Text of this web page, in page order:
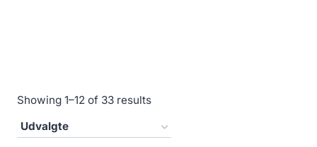
Showing 1–12 of 33 results